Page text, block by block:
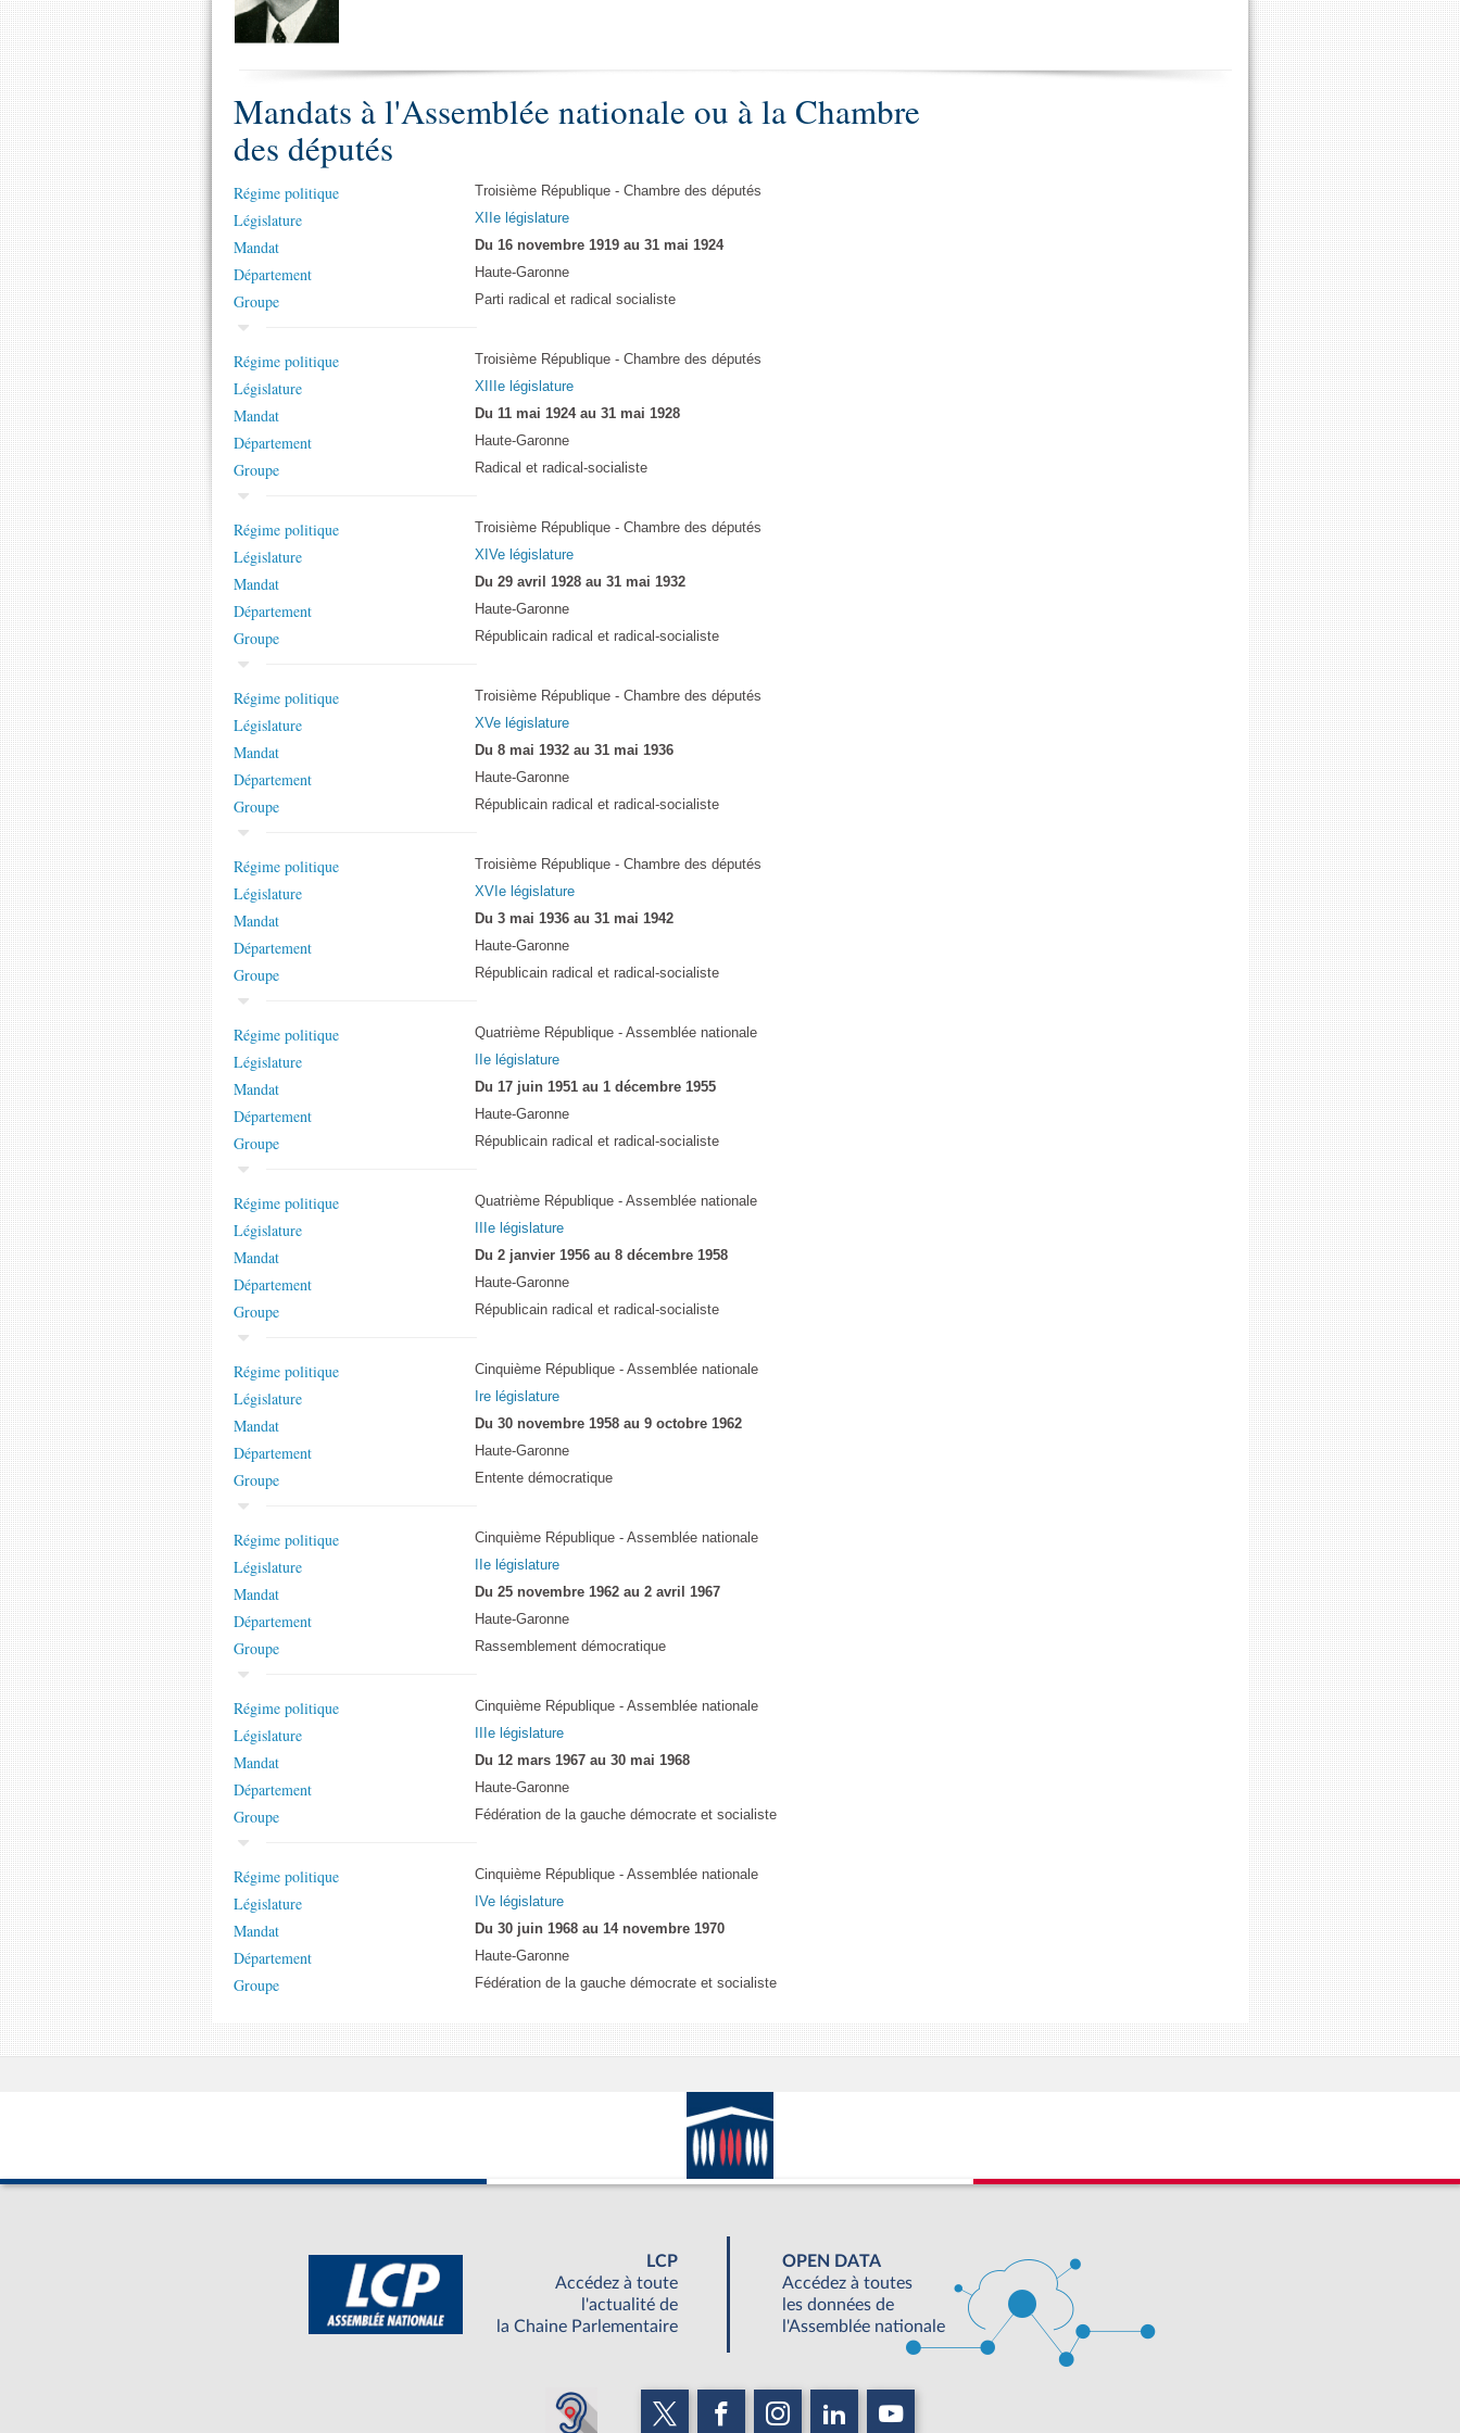
Mandats à l'Assemblée nationale ou à la Chambre
des députés
Régime politique Troisième République - Chambre des députés
Législature XIIe législature
Mandat Du 16 novembre 1919 au 31 mai 1924
Département Haute-Garonne
Groupe Parti radical et radical socialiste
Régime politique Troisième République - Chambre des députés
Législature XIIIe législature
Mandat Du 11 mai 1924 au 31 mai 1928
Département Haute-Garonne
Groupe Radical et radical-socialiste
Régime politique Troisième République - Chambre des députés
Législature XIVe législature
Mandat Du 29 avril 1928 au 31 mai 1932
Département Haute-Garonne
Groupe Républicain radical et radical-socialiste
Régime politique Troisième République - Chambre des députés
Législature XVe législature
Mandat Du 8 mai 1932 au 31 mai 1936
Département Haute-Garonne
Groupe Républicain radical et radical-socialiste
Régime politique Troisième République - Chambre des députés
Législature XVIe législature
Mandat Du 3 mai 1936 au 31 mai 1942
Département Haute-Garonne
Groupe Républicain radical et radical-socialiste
Régime politique Quatrième République - Assemblée nationale
Législature IIe législature
Mandat Du 17 juin 1951 au 1 décembre 1955
Département Haute-Garonne
Groupe Républicain radical et radical-socialiste
Régime politique Quatrième République - Assemblée nationale
Législature IIIe législature
Mandat Du 2 janvier 1956 au 8 décembre 1958
Département Haute-Garonne
Groupe Républicain radical et radical-socialiste
Régime politique Cinquième République - Assemblée nationale
Législature Ire législature
Mandat Du 30 novembre 1958 au 9 octobre 1962
Département Haute-Garonne
Groupe Entente démocratique
Régime politique Cinquième République - Assemblée nationale
Législature IIe législature
Mandat Du 25 novembre 1962 au 2 avril 1967
Département Haute-Garonne
Groupe Rassemblement démocratique
Régime politique Cinquième République - Assemblée nationale
Législature IIIe législature
Mandat Du 12 mars 1967 au 30 mai 1968
Département Haute-Garonne
Groupe Fédération de la gauche démocrate et socialiste
Régime politique Cinquième République - Assemblée nationale
Législature IVe législature
Mandat Du 30 juin 1968 au 14 novembre 1970
Département Haute-Garonne
Groupe Fédération de la gauche démocrate et socialiste
LCP
Accédez à toute
l'actualité de
la Chaine Parlementaire
OPEN DATA
Accédez à toutes
les données de
l'Assemblée nationale